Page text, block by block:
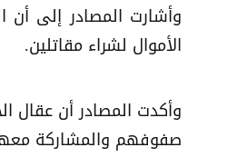
وأشارت المصادر إلى
الأموال لشراء مقاتلين.
وأكدت المصادر أن عقال
صفوفهم والمشاركة